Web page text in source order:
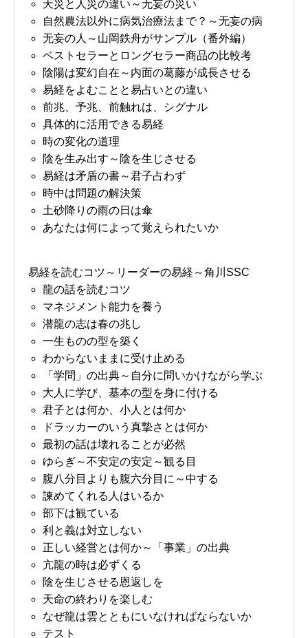
天災と人災の違い～无妄の災い
自然農法以外に病気治療法まで？～无妄の病
无妄の人～山岡鉄舟がサンプル（番外編）
ベストセラーとロングセラー商品の比較考
陰陽は変幻自在～内面の葛藤が成長させる
易経をよむことと易占いとの違い
前兆、予兆、前触れは、シグナル
具体的に活用できる易経
時の変化の道理
陰を生み出す～陰を生じさせる
易経は矛盾の書～君子占わず
時中は問題の解決策
土砂降りの雨の日は傘
あなたは何によって覚えられたいか
易経を読むコツ～リーダーの易経～角川SSC
龍の話を読むコツ
マネジメント能力を養う
潜龍の志は春の兆し
一生ものの型を築く
わからないままに受け止める
「学問」の出典～自分に問いかけながら学ぶ
大人に学び、基本の型を身に付ける
君子とは何か、小人とは何か
ドラッカーのいう真摯さとは何か
最初の話は壊れることが必然
ゆらぎ～不安定の安定～観る目
腹八分目よりも腹六分目に～中する
諫めてくれる人はいるか
部下は観ている
利と義は対立しない
正しい経営とは何か～「事業」の出典
亢龍の時は必ずくる
陰を生じさせる恩返しを
天命の終わりを楽しむ
なぜ龍は雲とともにいなければならないか
テスト